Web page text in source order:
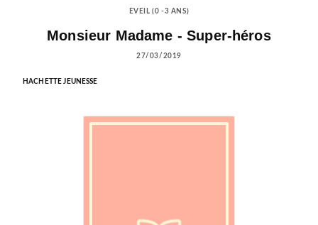
EVEIL (0 -3 ANS)
Monsieur Madame - Super-héros
27/03/2019
HACHETTE JEUNESSE